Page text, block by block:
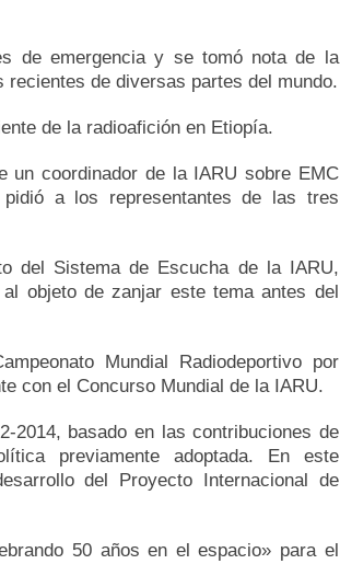
de emergencia y se tomó nota de la
de diversas partes del mundo.
de la radioafición en Etiopía.
un coordinador de la IARU sobre EMC
a los representantes de las tres
del Sistema de Escucha de la IARU,
objeto de zanjar este tema antes del
Mundial Radiodeportivo por
con el Concurso Mundial de la IARU.
2014, basado en las contribuciones de
previamente adoptada. En este
del Proyecto Internacional de
50 años en el espacio» para el